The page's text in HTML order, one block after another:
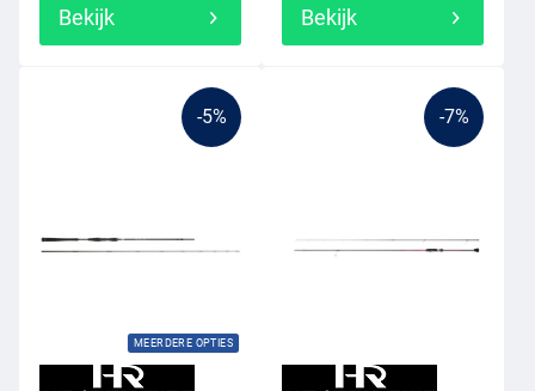
Bekijk Bekijk
-5%
MEERDERE OPTIES
-7%